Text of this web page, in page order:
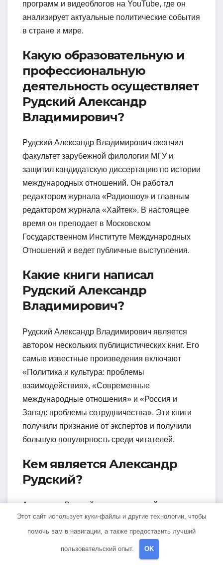
программ и видеоблогов на YouTube, где он
анализирует актуальные политические события
в стране и мире.
Какую образовательную и
профессиональную
деятельность осуществляет
Рудский Александр
Владимирович?
Рудский Александр Владимирович окончил
факультет зарубежной филологии МГУ и
защитил кандидатскую диссертацию по истории
международных отношений. Он работал
редактором журнала «Радиошоу» и главным
редактором журнала «Хайтек». В настоящее
время он преподает в Московском
Государственном Институте Международных
Отношений и ведет публичные выступления.
Какие книги написал
Рудский Александр
Владимирович?
Рудский Александр Владимирович является
автором нескольких публицистических книг. Его
самые известные произведения включают
«Политика и культура: проблемы
взаимодействия», «Современные
международные отношения» и «Россия и
Запад: проблемы сотрудничества». Эти книги
получили признание от экспертов и получили
большую популярность среди читателей.
Кем является Александр
Рудский?
Александр Рудский является российским
экономистом, профессором и доктором
экономических наук.
Этот сайт использует куки-файлы и другие технологии, чтобы
помочь вам в навигации, а также предоставить лучший
пользовательский опыт. OK